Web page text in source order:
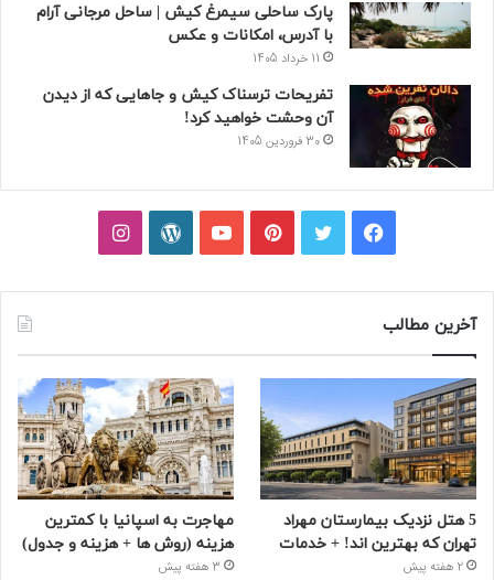
پارک ساحلی سیمرغ کیش | ساحل مرجانی آرام
با آدرس، امکانات و عکس
11 خرداد 1405
تفریحات ترسناک کیش و جاهایی که از دیدن
آن وحشت خواهید کرد!
30 فروردین 1405
فیسبوکتوییترپینتریستیوتیوبوردپرساینستاگرام
آخرین مطالب
5 هتل نزدیک بیمارستان مهراد
تهران که بهترین‌ اند! + خدمات
2 هفته پیش
مهاجرت به اسپانیا با کمترین
هزینه (روش ها + هزینه و جدول)
3 هفته پیش